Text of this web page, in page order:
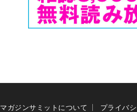
マガジンサミットについて プライバ